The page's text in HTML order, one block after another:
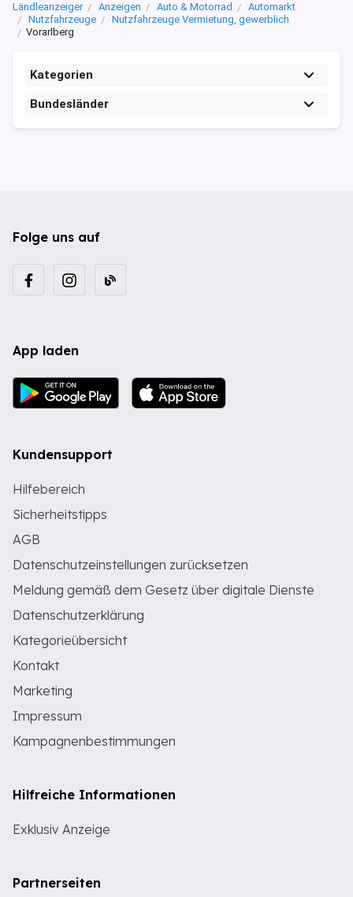
Ländleanzeiger Anzeigen Auto & Motorrad
Automarkt
Nutzfahrzeuge
Nutzfahrzeuge Vermietung, gewerblich
Vorarlberg
Kategorien
Bundesländer
Folge uns auf
App laden
Kundensupport
Hilfebereich
Sicherheitstipps
AGB
Datenschutzeinstellungen zurücksetzen
Meldung gemäß dem Gesetz über digitale Dienste
Datenschutzerklärung
Kategorieübersicht
Kontakt
Marketing
Impressum
Kampagnenbestimmungen
Hilfreiche Informationen
Exklusiv Anzeige
Partnerseiten